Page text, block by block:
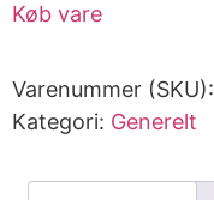
Køb vare
Varenummer (SKU):
Kategori: Generelt